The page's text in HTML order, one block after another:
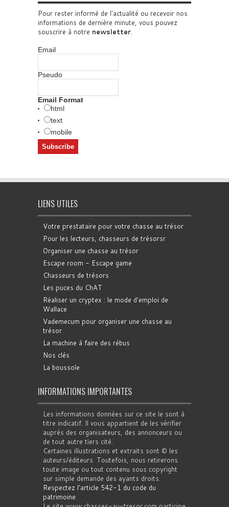
Pour rester informé de l'actualité ou recevoir nos
informations de dernière minute, vous pouvez
souscrire à notre newsletter.
Email
Pseudo
Email Format
html
text
mobile
LIENS UTILES
Votre prestataire pour votre chasse au trésor
Pour les lecteurs, chasseurs de trésorsr
Organiser une chasse au trésor
Escape room - Escape game
Chasseurs de trésors
Les puces du ChAT
Réaliser un cryptex : le mode d'emploi de
Wallace
Vademecum pour organiser une chasse au
trésor
La machine à faire des rébus
Nos clés
La boussole
INFORMATIONS IMPORTANTES
Les informations données sur ce site le sont à
titre indicatif. Il vous appartient de les vérifier
auprès des organisateurs, des annonceurs ou
de tout autre tiers cité.
Certaines illustrations et extraits sont © les
auteurs/éditeurs. Toutefois, nous retirerons
toute image ou tout contenu sous copyright
sur simple demande des ayants droits.
Respectez l'article 542-1 du code du
patrimoine.